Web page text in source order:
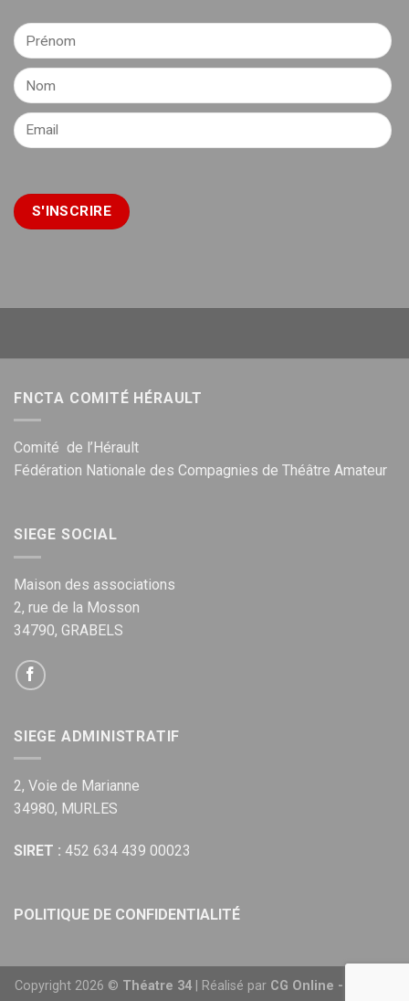
FNCTA COMITÉ HÉRAULT
Comité de l’Hérault
Fédération Nationale des Compagnies de Théâtre Amateur
SIEGE SOCIAL
Maison des associations
2, rue de la Mosson
34790, GRABELS
SIEGE ADMINISTRATIF
2, Voie de Marianne
34980, MURLES
SIRET : 452 634 439 00023
POLITIQUE DE CONFIDENTIALITÉ
Copyright 2026 © Théatre 34| Réalisé par CG Online - Agence